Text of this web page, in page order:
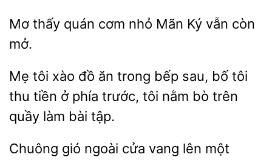
Mơ thấy cơm nhỏ Mãn
còn
mở.
Mẹ tôi xào đồ ăn trong bếp sau,
tôi
thu tiền ở phía trước,
nằm bò trên
quầy làm bài
Chuông ngoài
vang lên một